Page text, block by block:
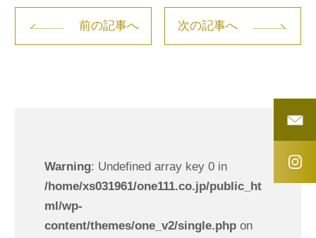
前の記事へ 次の記事へ
Warning: Undefined array key 0 in
/home/xs031961/one111.co.jp/public_ht
ml/wp-
content/themes/one_v2/single.phpon